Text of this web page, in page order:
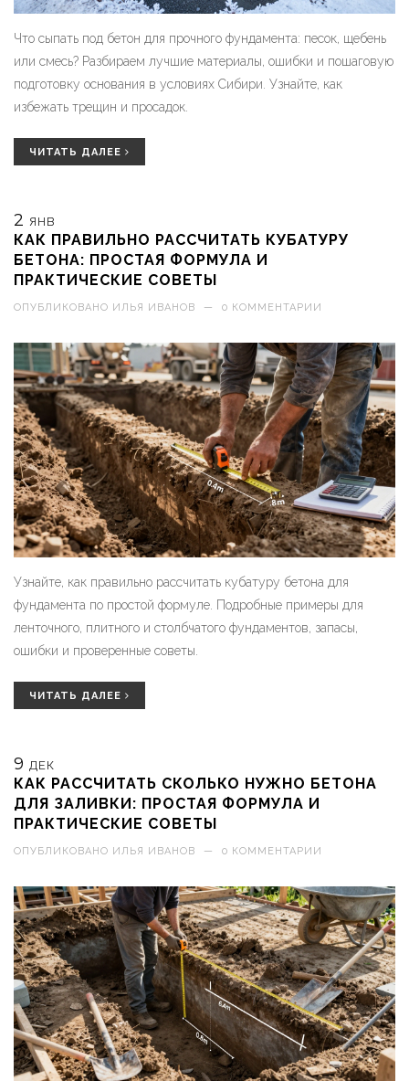
Что сыпать под бетон для прочного фундамента: песок, щебень
или смесь? Разбираем лучшие материалы, ошибки и пошаговую
подготовку основания в условиях Сибири. Узнайте, как
избежать трещин и просадок.
ЧИТАТЬ ДАЛЕЕ
2 ЯНВ
КАК ПРАВИЛЬНО РАССЧИТАТЬ КУБАТУРУ
БЕТОНА: ПРОСТАЯ ФОРМУЛА И
ПРАКТИЧЕСКИЕ СОВЕТЫ
ОПУБЛИКОВАНО ИЛЬЯ ИВАНОВ — 0 КОММЕНТАРИИ
Узнайте, как правильно рассчитать кубатуру бетона для
фундамента по простой формуле. Подробные примеры для
ленточного, плитного и столбчатого фундаментов, запасы,
ошибки и проверенные советы.
ЧИТАТЬ ДАЛЕЕ
9 ДЕК
КАК РАССЧИТАТЬ СКОЛЬКО НУЖНО БЕТОНА
ДЛЯ ЗАЛИВКИ: ПРОСТАЯ ФОРМУЛА И
ПРАКТИЧЕСКИЕ СОВЕТЫ
ОПУБЛИКОВАНО ИЛЬЯ ИВАНОВ — 0 КОММЕНТАРИИ